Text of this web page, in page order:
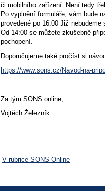
či mobilního zařízení. Není tedy
Po vyplnění formuláře, vám bude
provedené po 16:00 Již nebudeme
Od 14:00 se můžete zkušebně
pochopení.
Doporučujeme také pročíst si
https://www.sons.cz/Navod-na-
Za tým SONS online,
Vojtěch Železník
V rubrice SONS Online